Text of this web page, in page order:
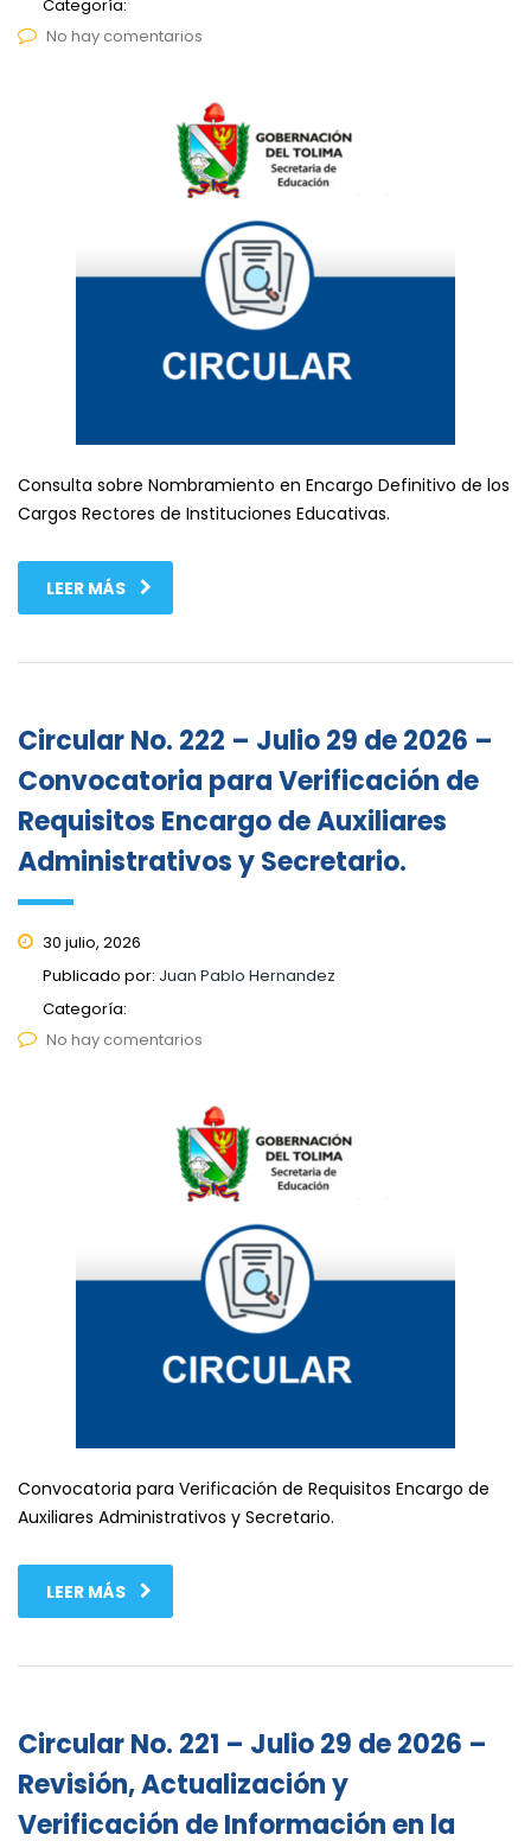
Categoría:
No hay comentarios
Consulta sobre Nombramiento en Encargo Definitivo de los
Cargos Rectores de Instituciones Educativas.
LEER MÁS
Circular No. 222 – Julio 29 de 2026 –
Convocatoria para Verificación de
Requisitos Encargo de Auxiliares
Administrativos y Secretario.
30 julio, 2026
Publicado por: Juan Pablo Hernandez
Categoría:
No hay comentarios
Convocatoria para Verificación de Requisitos Encargo de
Auxiliares Administrativos y Secretario.
LEER MÁS
Circular No. 221 – Julio 29 de 2026 –
Revisión, Actualización y
Verificación de Información en la